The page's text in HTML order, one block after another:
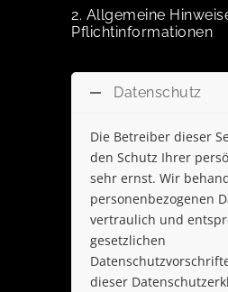
2. Allgemeine
Pflichtinformationen
Datenschutz
Die Betreiber dieser
den Schutz Ihrer
sehr ernst. Wir
personenbezogenen
vertraulich und
gesetzlichen
dieser